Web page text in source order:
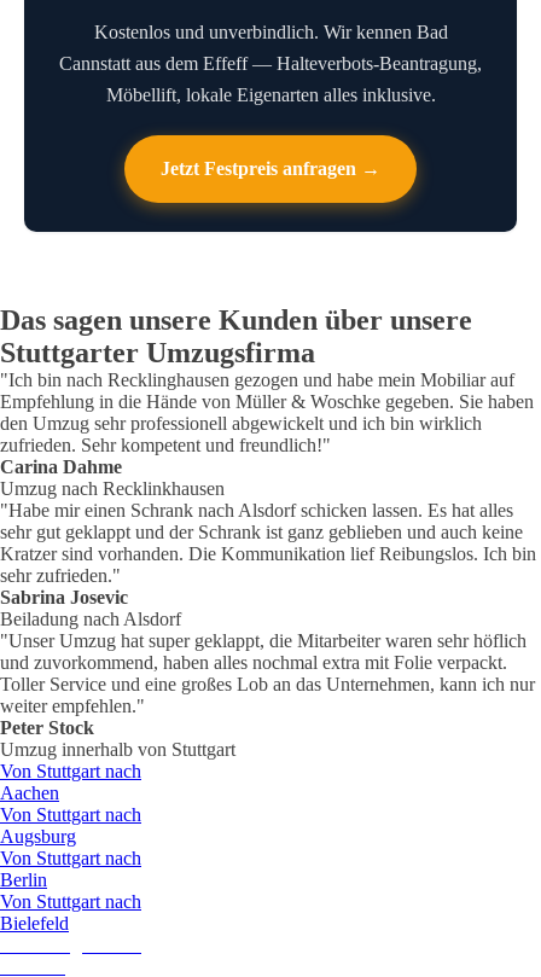
Kostenlos und unverbindlich. Wir kennen Bad
Cannstatt aus dem Effeff — Halteverbots-Beantragung,
Möbellift, lokale Eigenarten alles inklusive.
Jetzt Festpreis anfragen →
Das sagen unsere Kunden über unsere
Stuttgarter Umzugsfirma
"Ich bin nach Recklinghausen gezogen und habe mein Mobiliar auf
Empfehlung in die Hände von Müller & Woschke gegeben. Sie haben
den Umzug sehr professionell abgewickelt und ich bin wirklich
zufrieden. Sehr kompetent und freundlich!"
Carina Dahme
Umzug nach Recklinkhausen
"Habe mir einen Schrank nach Alsdorf schicken lassen. Es hat alles
sehr gut geklappt und der Schrank ist ganz geblieben und auch keine
Kratzer sind vorhanden. Die Kommunikation lief Reibungslos. Ich bin
sehr zufrieden."
Sabrina Josevic
Beiladung nach Alsdorf
"Unser Umzug hat super geklappt, die Mitarbeiter waren sehr höflich
und zuvorkommend, haben alles nochmal extra mit Folie verpackt.
Toller Service und eine großes Lob an das Unternehmen, kann ich nur
weiter empfehlen."
Peter Stock
Umzug innerhalb von Stuttgart
Von Stuttgart nach
Aachen
Von Stuttgart nach
Augsburg
Von Stuttgart nach
Berlin
Von Stuttgart nach
Bielefeld